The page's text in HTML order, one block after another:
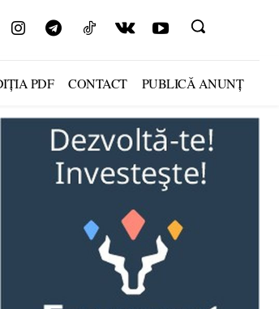
PDF CONTACT PUBLICĂ ANUNȚ